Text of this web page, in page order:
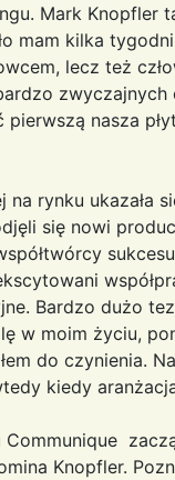
Mark
mam kilka
lecz też
pierwszą nasza
na rynku ukazała
się nowi
Bardzo dużo
w moim życiu,
do czynienia.
kiedy
Knopfler.